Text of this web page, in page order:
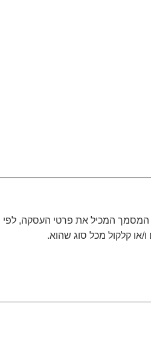
המכיל את פרטי העסקה, לפי
או קלקול מכל סוג שהוא.